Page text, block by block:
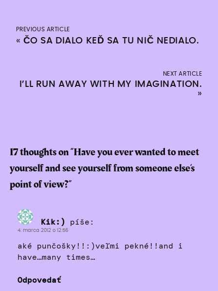
PREVIOUS ARTICLE
« ČO SA DIALO KEĎ SA TU NIČ NEDIALO.
NEXT ARTICLE
I’LL RUN AWAY WITH MY IMAGINATION.
»
17 thoughts on “Have you ever wanted to meet
yourself and see yourself from someone else’s
point of view?”
Kik:) píše:
4. marca 2012 o 12:56
aké punčošky!!:)veľmi pekné!!and i
have…many times…
Odpovedať